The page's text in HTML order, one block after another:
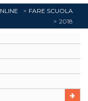
FARE SCUOLA
2018